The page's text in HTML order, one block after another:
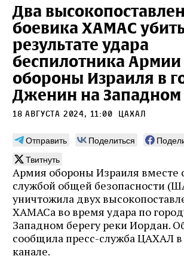
Два
боевика ХАМАС
результате удара
беспилотника Армии
обороны Израиля в
Дженин на Западном
18 августа 2024, 11:00 ЦАХАЛ
Отправить Поделиться
Твитнуть
Армия обороны Израиля вместе
службой общей безопасности
уничтожила двух
ХАМАСа во время удара по
Западном берегу реки Иордан.
сообщила пресс-служба ЦАХАЛ в
канале.